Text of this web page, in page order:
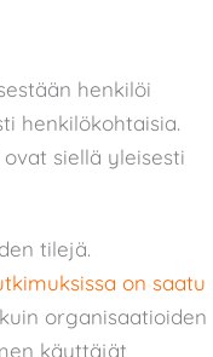
henkilöi
henkilökohtaisia.
siellä yleisesti
tilejä.
on saatu
organisaatioiden
käyttäjät